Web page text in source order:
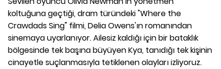
koltuğuna geçtiği, dram türündeki "Where the
Crawdads Sing" filmi, Delia Owens'ın romanından
sinemaya uyarlanıyor. Ailesiz kaldığı için bir bataklık
bölgesinde tek başına büyüyen Kya, tanıdığı tek kişinin
cinayetle suçlanmasıyla tetiklenen olayları izliyoruz.